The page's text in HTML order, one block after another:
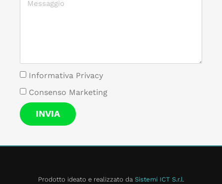
Informativa Privacy
Consenso Marketing
INVIA
Prodotto ideato e realizzato da Sistemi ICT S.r.l